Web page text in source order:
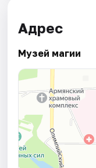
Адрес
Музей магии